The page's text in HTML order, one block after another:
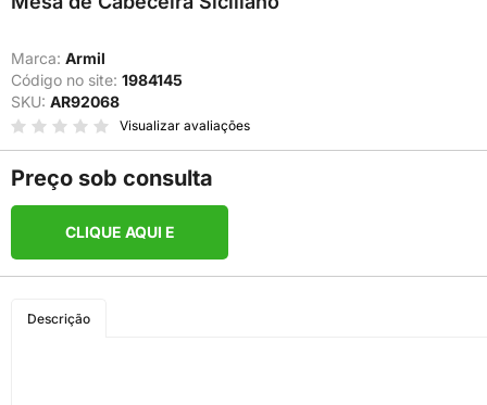
Marca: Armil
Código no site: 1984145
SKU: AR92068
Visualizar avaliações
Preço sob consulta
CLIQUE AQUI E
Descrição